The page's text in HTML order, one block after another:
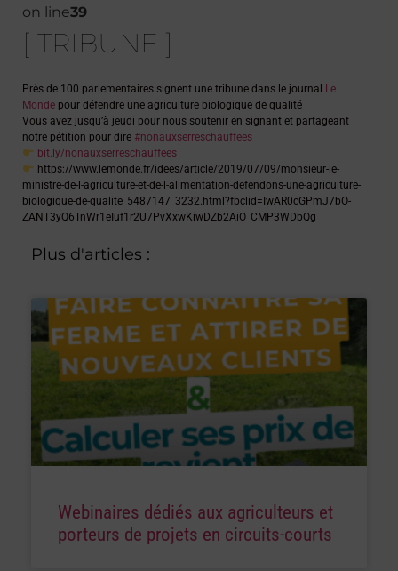
on line39
[ TRIBUNE ]
Près de 100 parlementaires signent une tribune dans le journal
Le
Monde pour défendre une agriculture biologique de qualité
Vous avez jusqu’à jeudi pour nous soutenir en signant et partageant
notre pétition pour dire #nonauxserreschauffees
bit.ly/nonauxserreschauffees
https://www.lemonde.fr/idees/article/2019/07/09/monsieur-le-
ministre-de-l-agriculture-et-de-l-alimentation-defendons-une-agriculture-
biologique-de-qualite_5487147_3232.html?fbclid=IwAR0cGPmJ7bO-
ZANT3yQ6TnWr1eIuf1r2U7PvXxwKiwDZb2AiO_CMP3WDbQg
Plus d'articles :
Webinaires dédiés aux agriculteurs et
porteurs de projets en circuits-courts